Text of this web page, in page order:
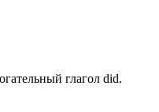
глагол did.